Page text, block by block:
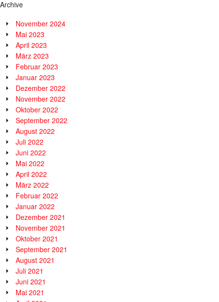
Archive
November 2024
Mai 2023
April 2023
März 2023
Februar 2023
Januar 2023
Dezember 2022
November 2022
Oktober 2022
September 2022
August 2022
Juli 2022
Juni 2022
Mai 2022
April 2022
März 2022
Februar 2022
Januar 2022
Dezember 2021
November 2021
Oktober 2021
September 2021
August 2021
Juli 2021
Juni 2021
Mai 2021